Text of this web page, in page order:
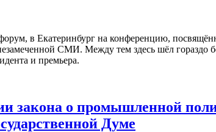
в Екатеринбург на конференцию,
СМИ. Между тем здесь шёл
и премьера.
о промышленной
Думе